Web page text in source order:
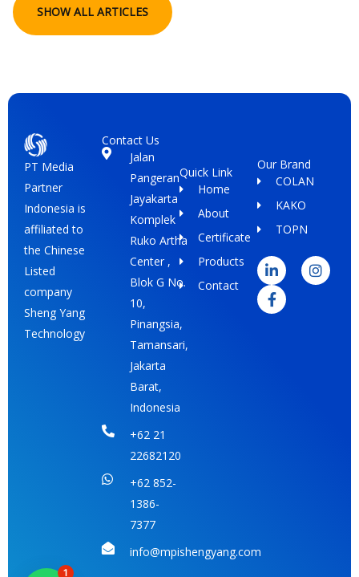
SHOW ALL ARTICLES
PT Media
Partner
Indonesia is
affiliated to
the Chinese
Listed
company
Sheng Yang
Technology
Contact Us
Jalan
Pangeran
Jayakarta
Komplek
Ruko Artha
Center ,
Blok G No.
10,
Pinangsia,
Tamansari,
Jakarta
Barat,
Indonesia
+62 21
22682120
+62 852-
1386-
7377
info@mpishengyang.com
Quick Link
Home
About
Certificate
Products
Contact
Our Brand
COLAN
KAKO
TOPN
i
n
k
e
d
n
s
t
a
c
e
b
o
1